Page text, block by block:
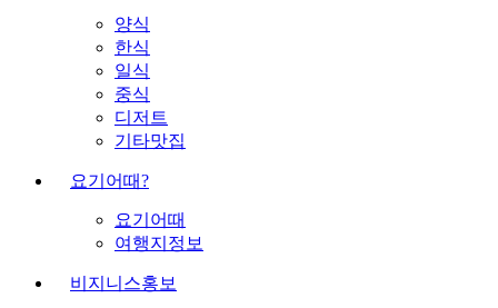
양식
한식
일식
중식
디저트
기타맛집
요기어때?
요기어때
여행지정보
비지니스홍보